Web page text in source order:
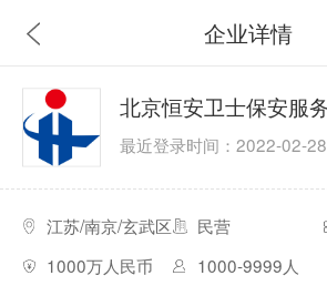
企业详情
最近登录时间：2022-02-28
江苏/南京/玄武区 民营
1000万人民币
1000-9999人